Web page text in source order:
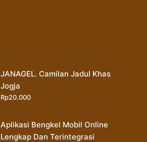
JANAGEL. Camilan Jadul Khas
Jogja
Rp20.000
Aplikasi Bengkel Mobil Online
Lengkap Dan Terintegrasi